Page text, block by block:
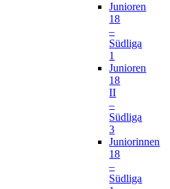
Junioren
18
–
Südliga
1
Junioren
18
II
–
Südliga
3
Juniorinnen
18
–
Südliga